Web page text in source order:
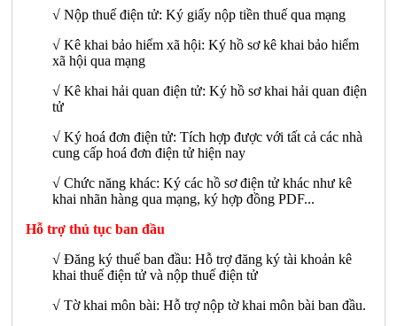
√ Nộp thuế điện tử: Ký giấy nộp tiền thuế qua mạng
√ Kê khai bảo hiểm xã hội: Ký hồ sơ kê khai bảo hiểm
xã hội qua mạng
√ Kê khai hải quan điện tử: Ký hồ sơ khai hải quan điện
tử
√ Ký hoá đơn điện tử: Tích hợp được với tất cả các nhà
cung cấp hoá đơn điện tử hiện nay
√ Chức năng khác: Ký các hồ sơ điện tử khác như kê
khai nhãn hàng qua mạng, ký hợp đồng PDF...
Hỗ trợ thủ tục ban đầu
√ Đăng ký thuế ban đầu: Hỗ trợ đăng ký tài khoản kê
khai thuế điện tử và nộp thuế điện tử
√ Tờ khai môn bài: Hỗ trợ nộp tờ khai môn bài ban đầu.